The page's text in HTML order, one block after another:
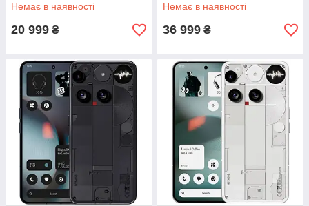
Немає в наявності
20 999 ₴
Немає в наявності
36 999 ₴